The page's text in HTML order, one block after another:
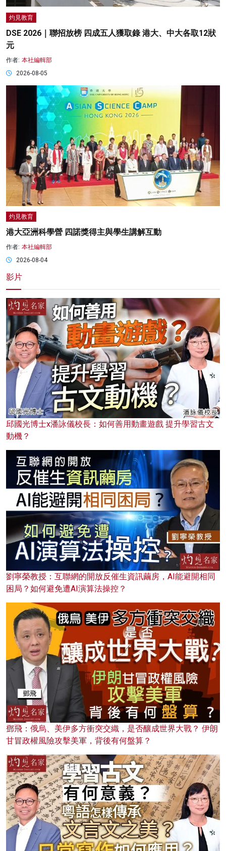
灼見教育
DSE 2026｜聯招放榜 四成五人獲取錄 港大、中大各取12狀
元
作者: 本社編輯部
2026-08-05
灼見教育
港大亞洲科學營 四諾獎得主與學生講解互動
作者: 本社編輯部
2026-08-04
影片
邱國光博士x潘詠儀校長：如何善用動畫遊戲 提升學習古文
動機？
劉寧榮教授：互聯網的開放反催生資訊繭房，AI能避開相同
困局？如何避免遭AI演算法操控？
鄧飛：俄烏、美伊多方衝突交織，是否釀成世界大戰？ 伊朗
甘冒政權風險攻擊美軍，背後有何盤算？